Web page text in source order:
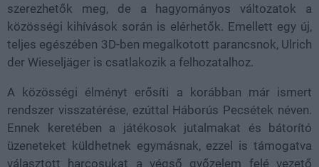
szerezhetők meg, de a hagyományos változatok a
közösségi kihívások során is elérhetők. Emellett egy új,
teljes egészében 3D-ben megalkotott parancsnok, Ulrich
der Wieseljäger is csatlakozik a felhozatalhoz.
A közösségi élményt erősíti a korábban már ismert
rendszer visszatérése, ezúttal Háborús Pecsétek néven.
Ennek keretében a játékosok jutalmakat és bátorító
üzeneteket küldhetnek egymásnak, ezzel is támogatva
választott harcosukat a végső győzelem felé vezető